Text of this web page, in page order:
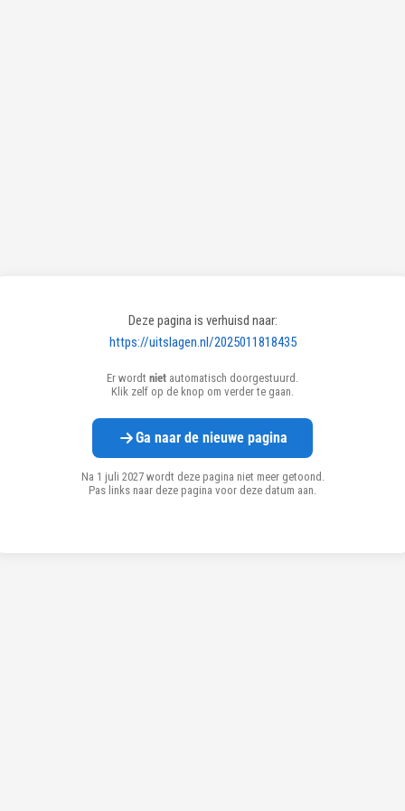
Deze pagina is verhuisd naar:
https://uitslagen.nl/2025011818435
Er wordt niet automatisch doorgestuurd.
Klik zelf op de knop om verder te gaan.
Ga naar de nieuwe pagina
Na 1 juli 2027 wordt deze pagina niet meer getoond.
Pas links naar deze pagina voor deze datum aan.